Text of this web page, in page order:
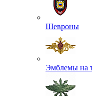
Шевроны
Эмблемы на